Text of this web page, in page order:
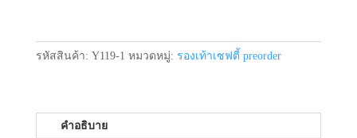
รหัสสินค้า: Y119-1 หมวดหมู่: รองเท้าเซฟตี้ preorder
คำอธิบาย